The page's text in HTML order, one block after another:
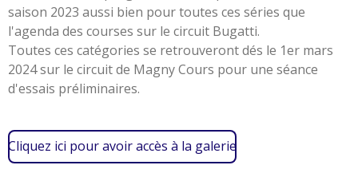
saison 2023 aussi bien pour toutes ces séries que
l'agenda des courses sur le circuit Bugatti.
Toutes ces catégories se retrouveront dés le 1er mars
2024 sur le circuit de Magny Cours pour une séance
d'essais préliminaires.
Cliquez ici pour avoir accès à la galerie